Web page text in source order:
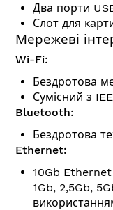
Два порти
Слот для
Мережеві
Wi-Fi:
Бездротова
Сумісний з
Bluetooth:
Бездротова
Ethernet:
10Gb
1Gb, 2,5Gb,